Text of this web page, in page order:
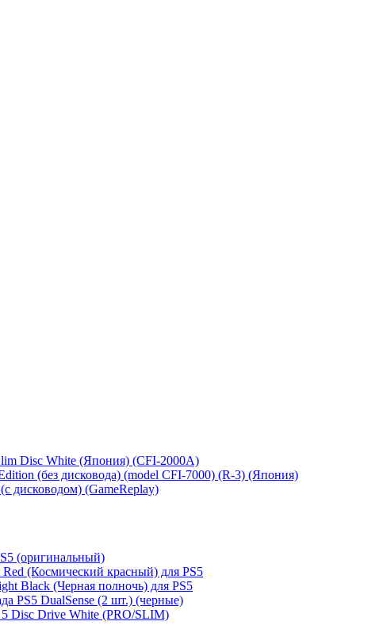
Disc White (Япония) (CFI-2000A)
(без дисковода) (model CFI-7000) (R-3) (Япония)
дисководом) (GameReplay)
(оригинальный)
(Космический красный) для PS5
Black (Черная полночь) для PS5
PS5 DualSense (2 шт.) (черные)
5 Disc Drive White (PRO/SLIM)